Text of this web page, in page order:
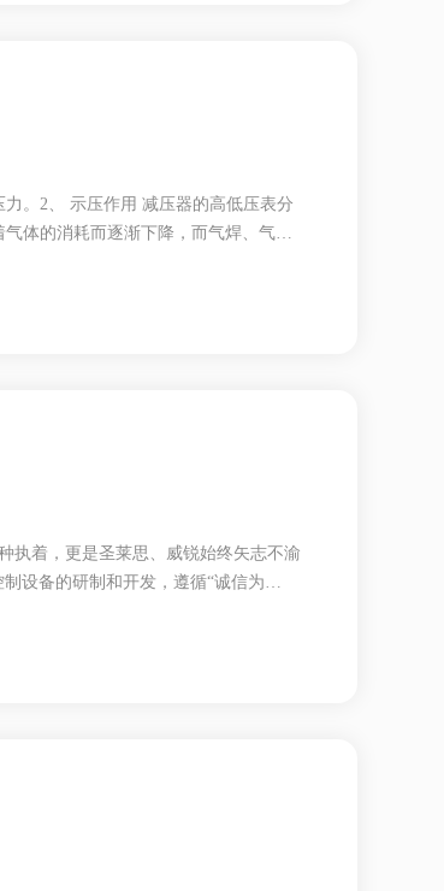
。2、 示压作用 减压器的高低压表分
体的消耗而逐渐下降，而气焊、气割
：正作用式、反作用式。
执着，更是圣莱思、威锐始终矢志不渝
设备的研制和开发，遵循“诚信为
俞经理 13105534999